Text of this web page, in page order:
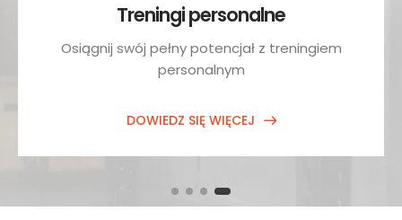
Treningi personalne
Osiągnij swój pełny potencjał z treningiem
personalnym
DOWIEDZ SIĘ WIĘCEJ